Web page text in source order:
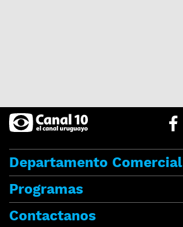
Departamento Comercial
Programas
Contactanos